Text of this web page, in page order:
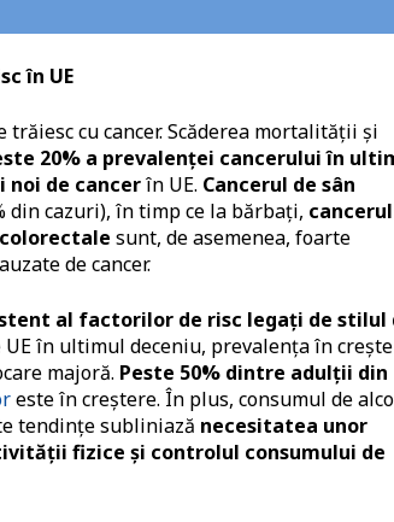
în UE
cu cancer. Scăderea mortalității și
20% a prevalenței cancerului în
noi de cancerîn UE. Cancerul de sân
din cazuri), în timp ce la bărbați,
sunt, de asemenea, foarte
de cancer.
al factorilor de risc legați de stilul
în ultimul deceniu, prevalența în
majoră. Peste 50% dintre adulții din
este în creștere. În plus, consumul de
tendințe subliniază necesitatea unor
fizice și controlul consumului de